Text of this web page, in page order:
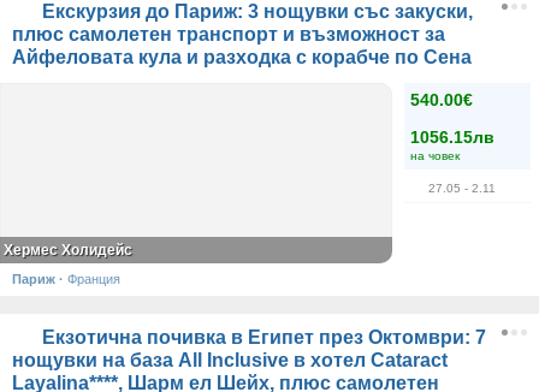
Екскурзия до Париж: 3 нощувки със закуски,
плюс самолетен транспорт и възможност за
Айфеловата кула и разходка с корабче по Сена
540.00€
1056.15лв
на човек
27.05 - 2.11
Хермес Холидейс
Париж · Франция
Екзотична почивка в Египет през Октомври: 7
нощувки на база All Inclusive в хотел Cataract
Layalina****, Шарм ел Шейх, плюс самолетен